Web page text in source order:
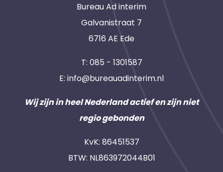
Bureau Ad interim
Galvanistraat 7
6716 AE Ede
T: 085 - 1301587
E: info@bureauadinterim.nl
Wij zijn in heel Nederland actief en zijn niet
regio gebonden
KvK: 86451537
BTW: NL863972044B01